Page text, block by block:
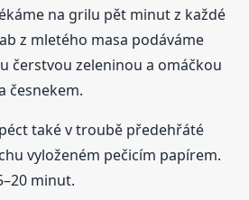
na grilu pět minut z každé
z mletého masa podáváme
čerstvou zeleninou a omáčkou
česnekem.
také v troubě předehřáté
vyloženém pečicím papírem.
minut.